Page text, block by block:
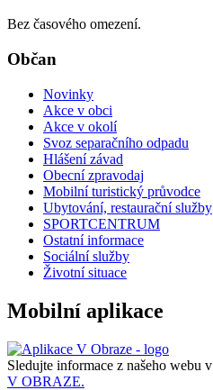
Bez časového omezení.
Občan
Novinky
Akce v obci
Akce v okolí
Svoz separačního odpadu
Hlášení závad
Obecní zpravodaj
Mobilní turistický průvodce
Ubytování, restaurační služby
SPORTCENTRUM
Ostatní informace
Sociální služby
Životní situace
Mobilní aplikace
Sledujte informace z našeho webu v
V OBRAZE.